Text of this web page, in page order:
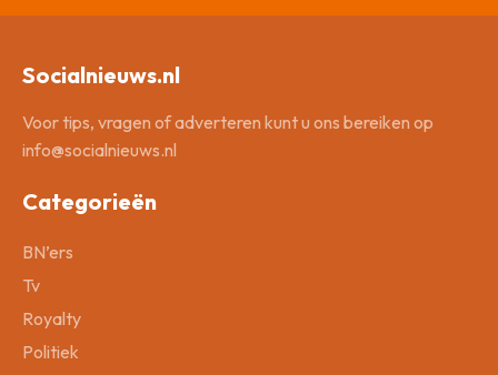
Socialnieuws.nl
Voor tips, vragen of adverteren kunt u ons bereiken op
info@socialnieuws.nl
Categorieën
BN’ers
Tv
Royalty
Politiek